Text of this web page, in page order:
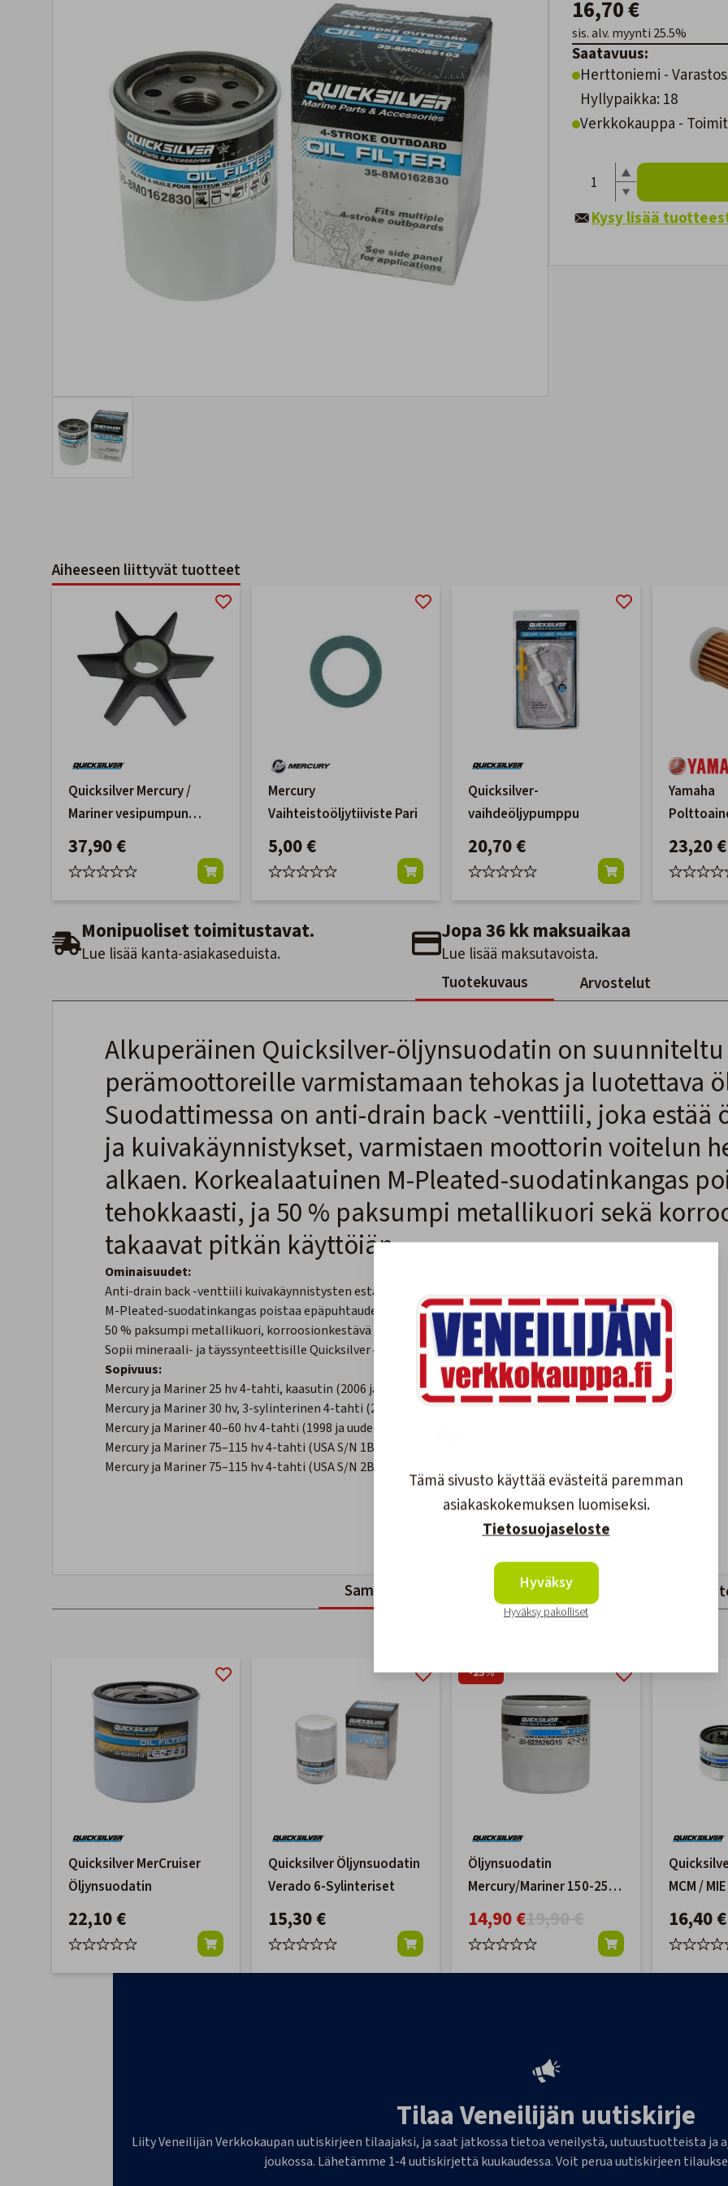
16,70 €
sis. alv. myynti 25.5%
Saatavuus:
Herttoniemi -
Hyllypaikka: 18
Verkkokauppa -
Kysy lisää
Aiheeseen liittyvät tuotteet
Quicksilver Mercury /
Mariner vesipumpun
siipipyörä
37,90 €
Mercury
Vaihteistoöljytiiviste Pari
5,00 €
Quicksilver-
vaihdeöljypumppu
20,70 €
Yamaha
F115
23,20 €
Monipuoliset toimitustavat.
Lue lisää kanta-asiakaseduista.
Jopa 36 kk maksuaikaa
Lue lisää maksutavoista.
Tuotekuvaus
Arvostelut
Alkuperäinen Quicksilver-öljynsuodatin on
perämoottoreille varmistamaan tehokas ja luotettava
Suodattimessa on anti-drain back -venttiili, joka estää
ja kuivakäynnistykset, varmistaen moottorin voitelun
alkaen. Korkealaatuinen M-Pleated-suodatinkangas
tehokkaasti, ja 50 % paksumpi metallikuori sekä
takaavat pitkän käyttöiän.
Ominaisuudet:
Anti-drain back -venttiili kuivakäynnistysten estämiseksi
M-Pleated-suodatinkangas poistaa epäpuhtaudet tehokkaasti
50 % paksumpi metallikuori, korroosionkestävä pinnoite
Sopii mineraali- ja täyssynteettisille Quicksilver 4-tahtiöljyille
Sopivuus:
Mercury ja Mariner 25 hv 4-tahti, kaasutin (2006 ja vanhemmat)
Mercury ja Mariner 30 hv, 3-sylinterinen 4-tahti (2005 ja vanhemmat)
Mercury ja Mariner 40–60 hv 4-tahti (1998 ja uudemmat)
Mercury ja Mariner 75–115 hv 4-tahti (USA S/N 1B366822 & vanhemmat)
Mercury ja Mariner 75–115 hv 4-tahti (USA S/N 2B094996 & uudemmat)
Samankaltaiset tuotteet Viimeksi katsotut
Quicksilver MerCruiser
Öljynsuodatin
22,10 €
Quicksilver Öljynsuodatin
Verado 6-Sylinteriset
15,30 €
-25%
Öljynsuodatin
Mercury/Mariner 150-250
hv:n perämoottoreille
14,90 €
MCM /
16,40 €
Tilaa Veneilijän uutiskirje
Liity Veneilijän Verkkokaupan uutiskirjeen tilaajaksi, ja saat jatkossa tietoa veneilystä, uutuustuotteista
joukossa. Lähetämme 1-4 uutiskirjettä kuukaudessa. Voit perua uutiskirjeen
Tämä sivusto käyttää evästeitä paremman
asiakaskokemuksen luomiseksi.
Tietosuojaseloste
Hyväksy
Hyväksy pakolliset